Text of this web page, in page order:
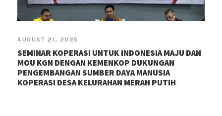
AUGUST 21, 2025
SEMINAR KOPERASI UNTUK INDONESIA MAJU DAN
MOU KGN DENGAN KEMENKOP DUKUNGAN
PENGEMBANGAN SUMBER DAYA MANUSIA
KOPERASI DESA KELURAHAN MERAH PUTIH